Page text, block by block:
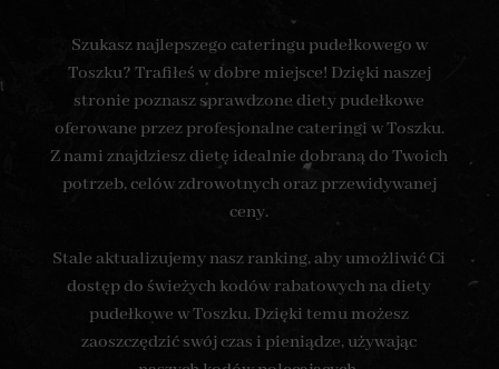
Szukasz najlepszego cateringu pudełkowego w
Toszku? Trafiłeś w dobre miejsce! Dzięki naszej
stronie poznasz sprawdzone diety pudełkowe
oferowane przez profesjonalne cateringi w Toszku.
Z nami znajdziesz dietę idealnie dobraną do Twoich
potrzeb, celów zdrowotnych oraz przewidywanej
ceny.
Stale aktualizujemy nasz ranking, aby umożliwić Ci
dostęp do świeżych kodów rabatowych na diety
pudełkowe w Toszku. Dzięki temu możesz
zaoszczędzić swój czas i pieniądze, używając